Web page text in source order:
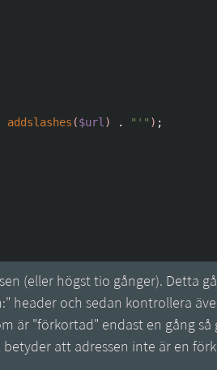
addslashes ($url ) . "'" ) ;
(eller högst tio gånger). Detta
header och sedan kontrollera
är "förkortad" endast en gång så
att adressen inte är en